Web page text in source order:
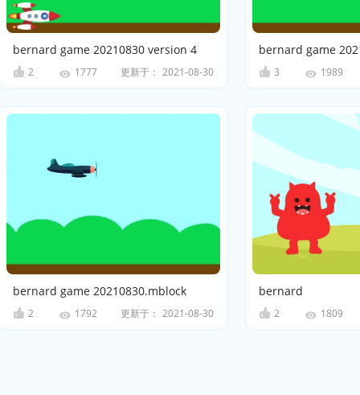
bernard game 20210830 version 4
2 1777 更新于： 2021-08-30
bernard game
3 1989
bernard game 20210830.mblock
2 1792 更新于： 2021-08-30
bernard
2 1809